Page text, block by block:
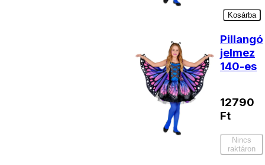
Kosárba
Pillangó
jelmez
140-es
12790
Ft
Nincs
raktáron